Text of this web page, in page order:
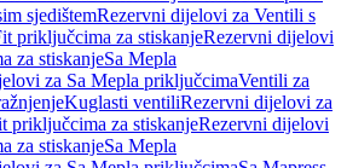
sjedištemRezervni dijelovi za Ventili s
priključcima za stiskanjeRezervni dijelovi
za stiskanjeSa Mepla
za Sa Mepla priključcimaVentili za
Kuglasti ventiliRezervni dijelovi za
priključcima za stiskanjeRezervni dijelovi
za stiskanjeSa Mepla